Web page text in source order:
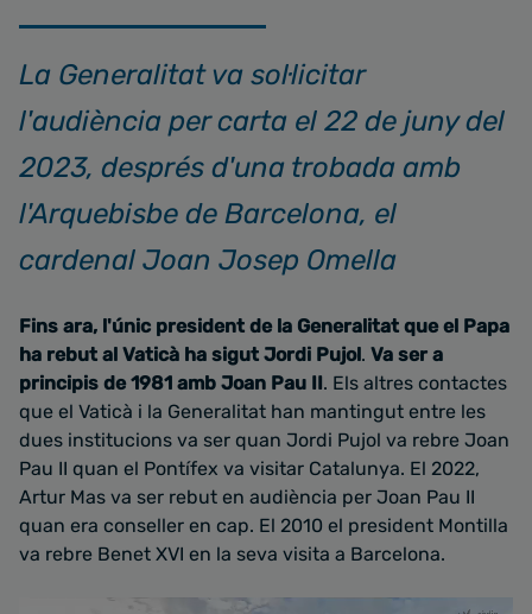
La Generalitat va sol·licitar
l'audiència per carta el 22 de juny del
2023, després d'una trobada amb
l'Arquebisbe de Barcelona, el
cardenal Joan Josep Omella
Fins ara, l'únic president de la Generalitat que el Papa
ha rebut al Vaticà ha sigut Jordi Pujol. Va ser a
principis de 1981 amb Joan Pau II. Els altres contactes
que el Vaticà i la Generalitat han mantingut entre les
dues institucions va ser quan Jordi Pujol va rebre Joan
Pau II quan el Pontífex va visitar Catalunya. El 2022,
Artur Mas va ser rebut en audiència per Joan Pau II
quan era conseller en cap. El 2010 el president Montilla
va rebre Benet XVI en la seva visita a Barcelona.